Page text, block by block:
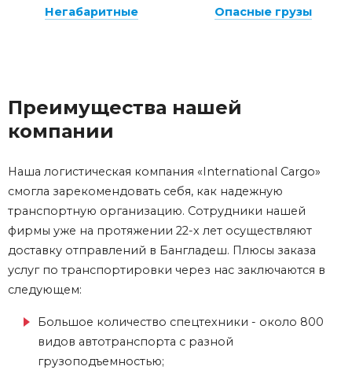
Преимущества нашей
компании
Наша логистическая компания «International Cargo»
смогла зарекомендовать себя, как надежную
транспортную организацию. Сотрудники нашей
фирмы уже на протяжении 22-х лет осуществляют
доставку отправлений в Бангладеш. Плюсы заказа
услуг по транспортировки через нас заключаются в
следующем:
Большое количество спецтехники - около 800
видов автотранспорта с разной
грузоподъемностью;
Негабаритные Опасные грузы